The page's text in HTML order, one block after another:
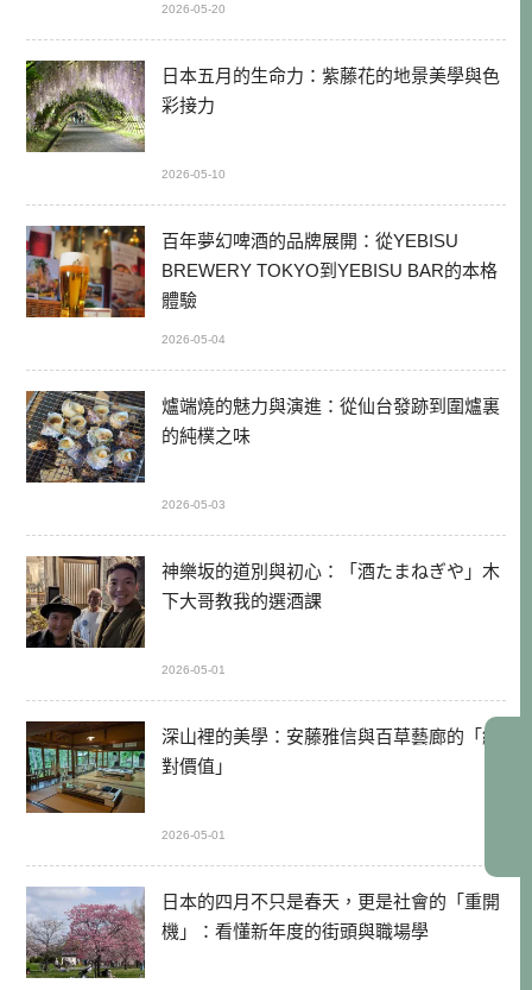
2026-05-20
日本五月的生命力：紫藤花的地景美學與色
彩接力
2026-05-10
百年夢幻啤酒的品牌展開：從YEBISU
BREWERY TOKYO到YEBISU BAR的本格
體驗
2026-05-04
爐端燒的魅力與演進：從仙台發跡到圍爐裏
的純樸之味
2026-05-03
神樂坂的道別與初心：「酒たまねぎや」木
下大哥教我的選酒課
2026-05-01
深山裡的美學：安藤雅信與百草藝廊的「絕
對價值」
2026-05-01
日本的四月不只是春天，更是社會的「重開
機」：看懂新年度的街頭與職場學